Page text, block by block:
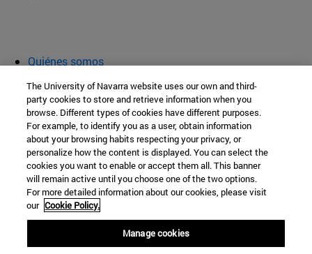
Quiénes somos
Aula abierta
Cátedra de Patrimonio y Arte Navarro
Facultad de Filosofía y Letras
Campus Universitario s/n
Navarra
España
The University of Navarra website uses our own and third-
party cookies to store and retrieve information when you
browse. Different types of cookies have different purposes.
For example, to identify you as a user, obtain information
about your browsing habits respecting your privacy, or
personalize how the content is displayed. You can select the
cookies you want to enable or accept them all. This banner
will remain active until you choose one of the two options.
For more detailed information about our cookies, please visit
our Cookie Policy.
Manage cookies